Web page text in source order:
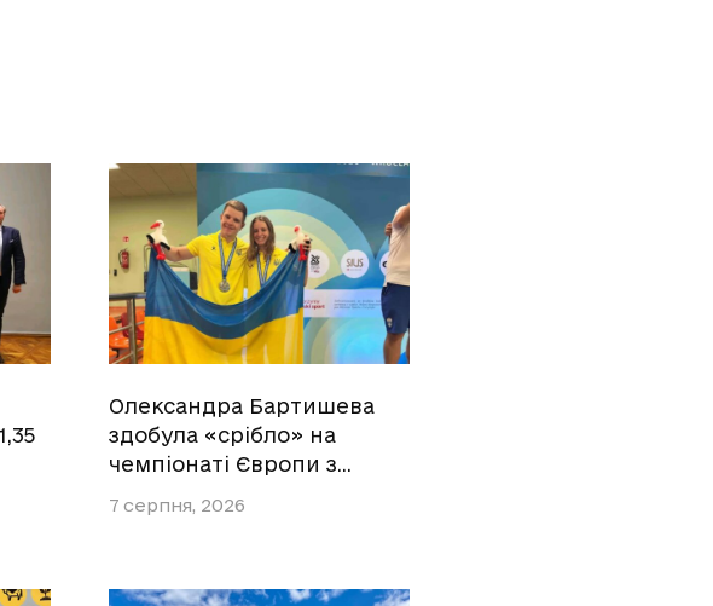
Олександра Бартишева
здобула «срібло» на
чемпіонаті Європи з…
7 серпня, 2026